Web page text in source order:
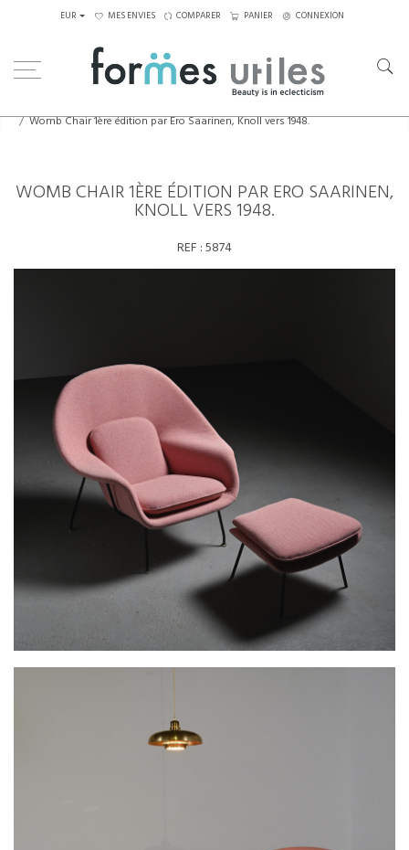
EUR MES ENVIES COMPARER PANIER CONNEXION
Womb Chair 1ère édition par Ero Saarinen, Knoll vers 1948.
WOMB CHAIR 1ÈRE ÉDITION PAR ERO SAARINEN,
KNOLL VERS 1948.
REF :5874